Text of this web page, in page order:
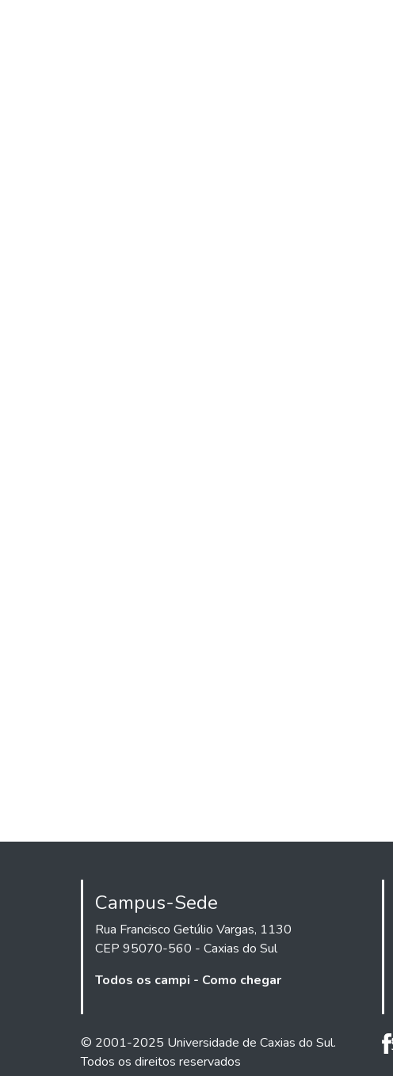
Campus-Sede
Rua Francisco Getúlio Vargas, 1130
CEP 95070-560 - Caxias do Sul
Todos os campi - Como chegar
© 2001-2025 Universidade de Caxias do Sul.
Todos os direitos reservados